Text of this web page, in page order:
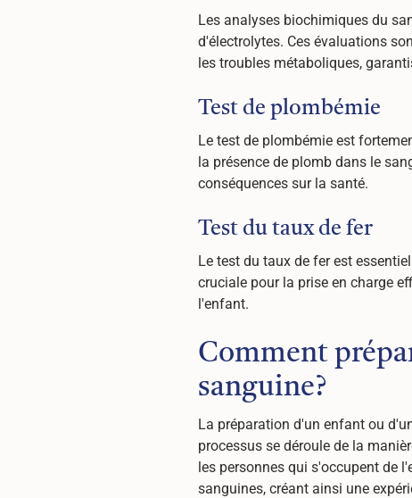
Les analyses biochimiques du
d'électrolytes. Ces évaluations
les troubles métaboliques,
Test de plombémie
Le test de plombémie est
la présence de plomb dans le
conséquences sur la santé.
Test du taux de fer
Le test du taux de fer est
cruciale pour la prise en charge
l'enfant.
Comment
sanguine?
La préparation d'un enfant ou
processus se déroule de la
les personnes qui s'occupent de
sanguines, créant ainsi une